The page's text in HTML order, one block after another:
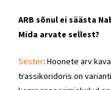
ARB sõnul ei säästa
Mida arvate sellest?
Sester: Hoonete arv
trassikoridoris on